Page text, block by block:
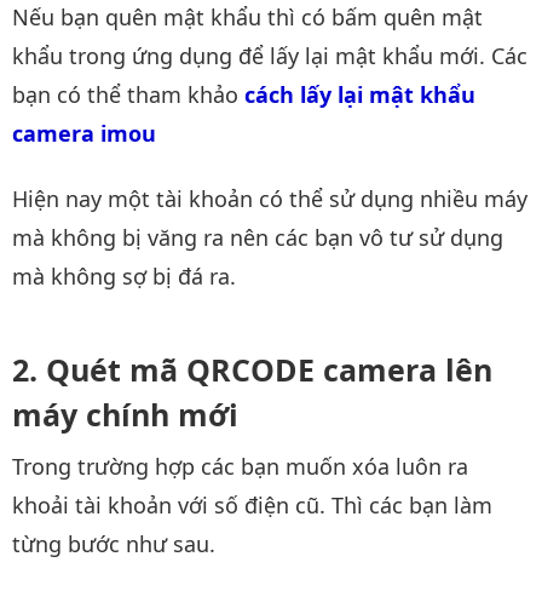
Nếu bạn quên mật khẩu thì có bấm quên mật
khẩu trong ứng dụng để lấy lại mật khẩu mới. Các
bạn có thể tham khảo cách lấy lại mật khẩu
camera imou
Hiện nay một tài khoản có thể sử dụng nhiều máy
mà không bị văng ra nên các bạn vô tư sử dụng
mà không sợ bị đá ra.
Quét mã QRCODE camera lên
máy chính mới
Trong trường hợp các bạn muốn xóa luôn ra
khoải tài khoản với số điện cũ. Thì các bạn làm
từng bước như sau.